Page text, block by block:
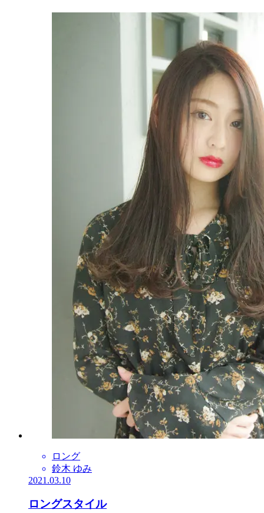
ロング
鈴木 ゆみ
2021.03.10
ロングスタイル